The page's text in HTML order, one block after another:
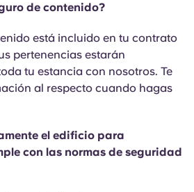
de contenido?
está incluido en tu contrato
pertenencias estarán
tu estancia con nosotros. Te
al respecto cuando hagas
el edificio para
con las normas de seguridad